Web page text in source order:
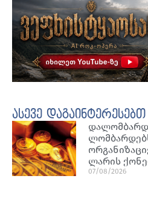
ასევე დაგაინტერესებთ
ლარის
07/08/2026